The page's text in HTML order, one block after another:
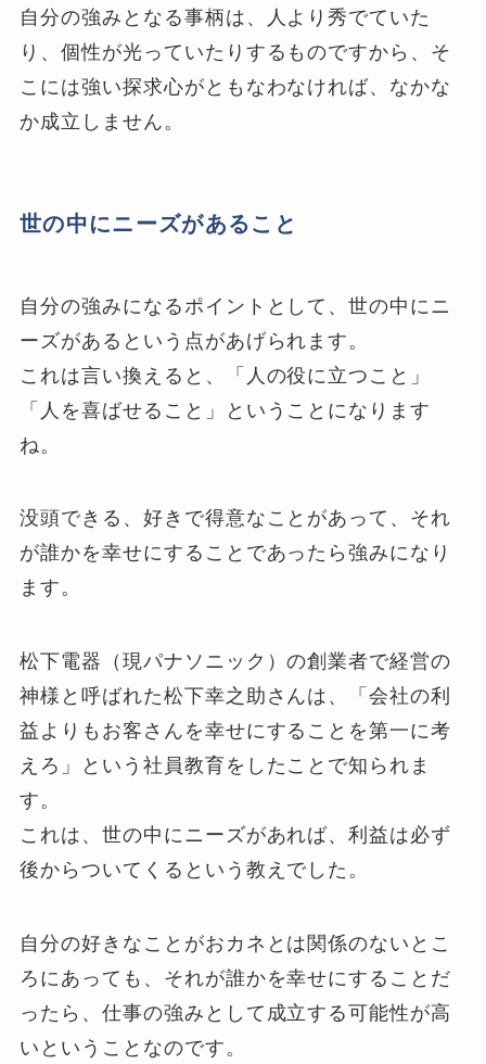
自分の強みとなる事柄は、人より秀でていた
り、個性が光っていたりするものですから、そ
こには強い探求心がともなわなければ、なかな
か成立しません。
世の中にニーズがあること
自分の強みになるポイントとして、世の中にニ
ーズがあるという点があげられます。
これは言い換えると、「人の役に立つこと」
「人を喜ばせること」ということになります
ね。
没頭できる、好きで得意なことがあって、それ
が誰かを幸せにすることであったら強みになり
ます。
松下電器（現パナソニック）の創業者で経営の
神様と呼ばれた松下幸之助さんは、「会社の利
益よりもお客さんを幸せにすることを第一に考
えろ」という社員教育をしたことで知られま
す。
これは、世の中にニーズがあれば、利益は必ず
後からついてくるという教えでした。
自分の好きなことがおカネとは関係のないとこ
ろにあっても、それが誰かを幸せにすることだ
ったら、仕事の強みとして成立する可能性が高
いということなのです。